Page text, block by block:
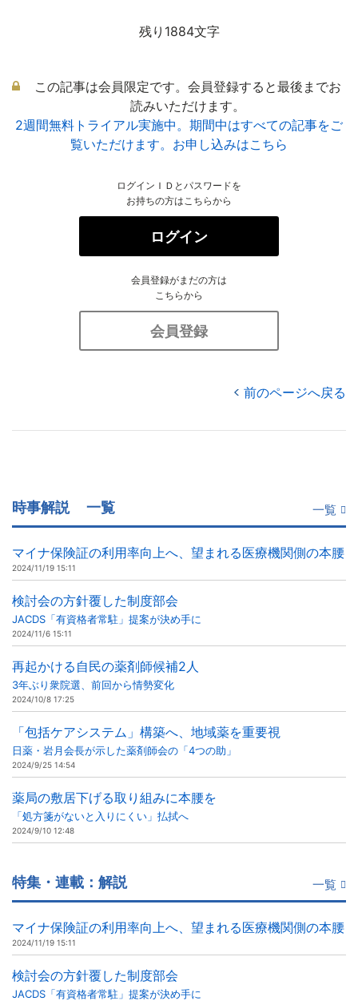
残り1884文字
この記事は会員限定です。会員登録すると最後までお
読みいただけます。
2週間無料トライアル実施中。期間中はすべての記事をご
覧いただけます。お申し込みはこちら
ログインＩＤとパスワードを
お持ちの方はこちらから
ログイン
会員登録がまだの方は
こちらから
会員登録
前のページへ戻る
時事解説 一覧 一覧
マイナ保険証の利用率向上へ、望まれる医療機関側の本腰
2024/11/19 15:11
検討会の方針覆した制度部会
JACDS「有資格者常駐」提案が決め手に
2024/11/6 15:11
再起かける自民の薬剤師候補2人
3年ぶり衆院選、前回から情勢変化
2024/10/8 17:25
「包括ケアシステム」構築へ、地域薬を重要視
日薬・岩月会長が示した薬剤師会の「4つの助」
2024/9/25 14:54
薬局の敷居下げる取り組みに本腰を
「処方箋がないと入りにくい」払拭へ
2024/9/10 12:48
特集・連載：解説 一覧
マイナ保険証の利用率向上へ、望まれる医療機関側の本腰
2024/11/19 15:11
検討会の方針覆した制度部会
JACDS「有資格者常駐」提案が決め手に